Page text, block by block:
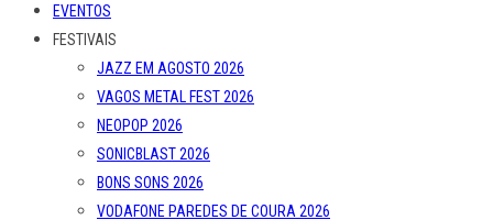
EVENTOS
FESTIVAIS
JAZZ EM AGOSTO 2026
VAGOS METAL FEST 2026
NEOPOP 2026
SONICBLAST 2026
BONS SONS 2026
VODAFONE PAREDES DE COURA 2026